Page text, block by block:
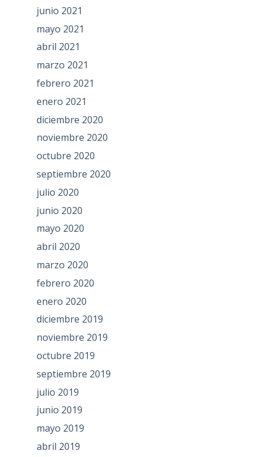
junio 2021
mayo 2021
abril 2021
marzo 2021
febrero 2021
enero 2021
diciembre 2020
noviembre 2020
octubre 2020
septiembre 2020
julio 2020
junio 2020
mayo 2020
abril 2020
marzo 2020
febrero 2020
enero 2020
diciembre 2019
noviembre 2019
octubre 2019
septiembre 2019
julio 2019
junio 2019
mayo 2019
abril 2019